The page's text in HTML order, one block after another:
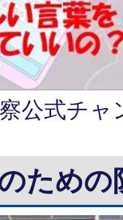
公式チャ
のため